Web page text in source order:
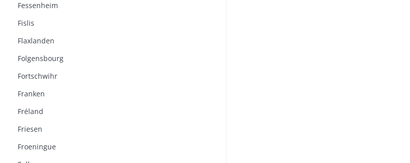
Fessenheim
Fislis
Flaxlanden
Folgensbourg
Fortschwihr
Franken
Fréland
Friesen
Froeningue